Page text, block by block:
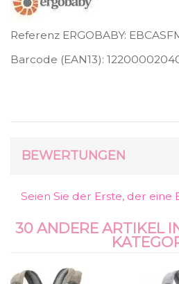
Referenz ERGOBABY:
Barcode (EAN13):
BEWERTUNGEN
Seien Sie der Erste, der
30 ANDERE ARTIKEL